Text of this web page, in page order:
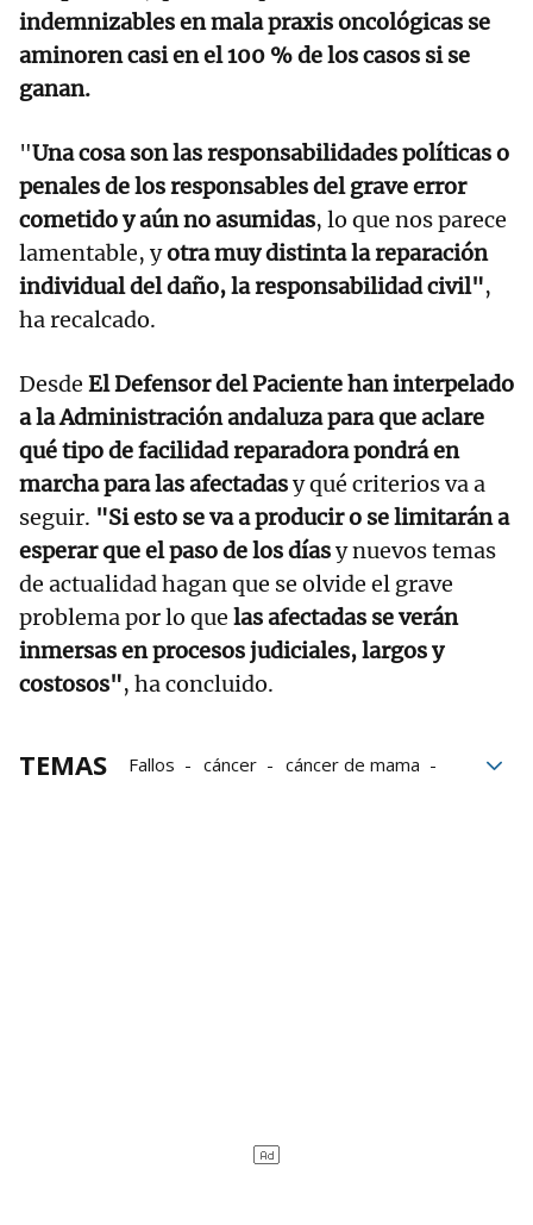
indemnizables en mala praxis oncológicas se
aminoren casi en el 100 % de los casos si se
ganan.
"Una cosa son las responsabilidades políticas o
penales de los responsables del grave error
cometido y aún no asumidas, lo que nos parece
lamentable, yotra muy distinta la reparación
individual del daño, la responsabilidad civil",
ha recalcado.
Desde El Defensor del Paciente han interpelado
a la Administración andaluza para que aclare
qué tipo de facilidad reparadora pondrá en
marcha para las afectadasy qué criterios va a
seguir. "Si esto se va a producir o se limitarán a
esperar que el paso de los díasy nuevos temas
de actualidad hagan que se olvide el grave
problema por lo que las afectadas se verán
inmersas en procesos judiciales, largos y
costosos", ha concluido.
TEMAS Fallos cáncer
cáncer de mama